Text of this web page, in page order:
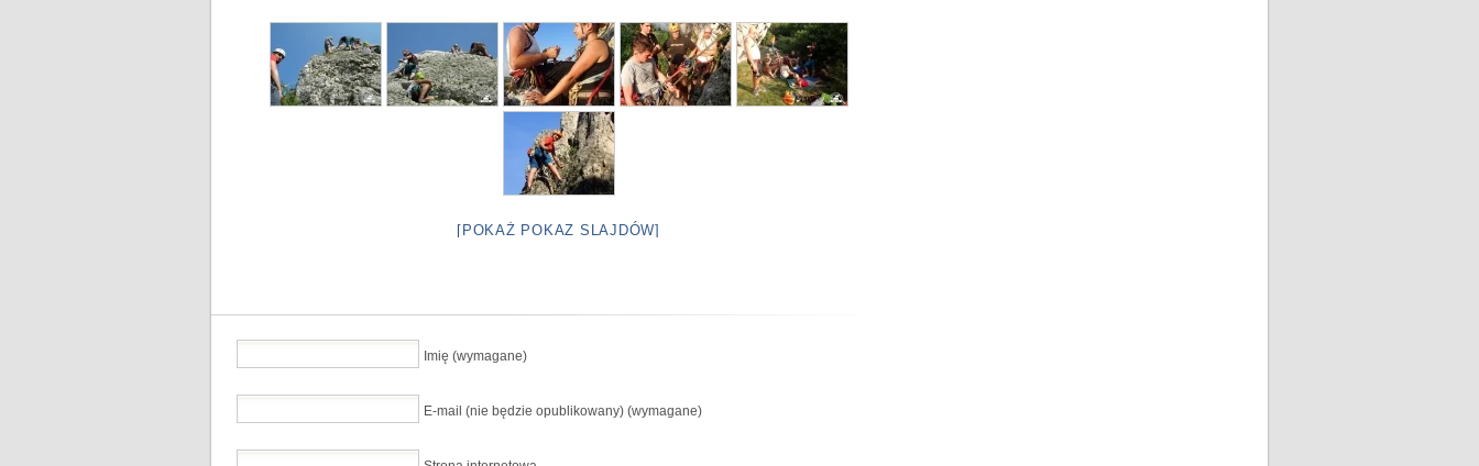
[POKAŻ POKAZ SLAJDÓW]
Imię (wymagane)
E-mail (nie będzie opublikowany) (wymagane)